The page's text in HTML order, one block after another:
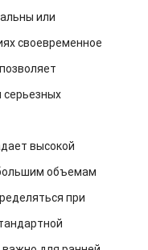
или
своевременное
серьезных
высокой
объемам
при